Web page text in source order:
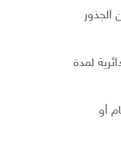
لمدة
أو